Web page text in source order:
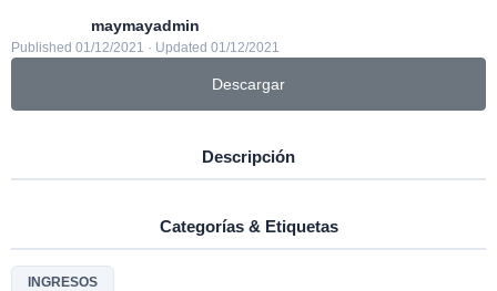
maymayadmin
Published 01/12/2021 · Updated 01/12/2021
Descargar
Descripción
Categorías & Etiquetas
INGRESOS